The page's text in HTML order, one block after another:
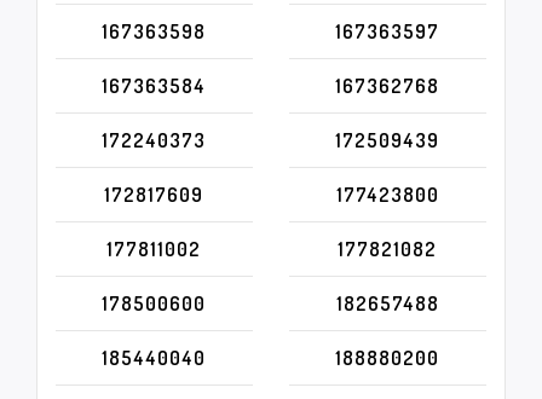
167363598 167363597
167363584 167362768
172240373 172509439
172817609 177423800
177811002 177821082
178500600 182657488
185440040 188880200